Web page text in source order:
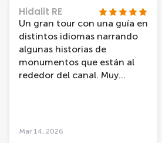
Hidalit RE
Un gran tour con una guía en
distintos idiomas narrando
algunas historias de
monumentos que están al
rededor del canal. Muy
Mar 14, 2026